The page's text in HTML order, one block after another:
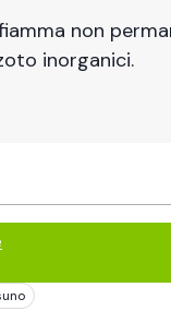
non
inorganici.